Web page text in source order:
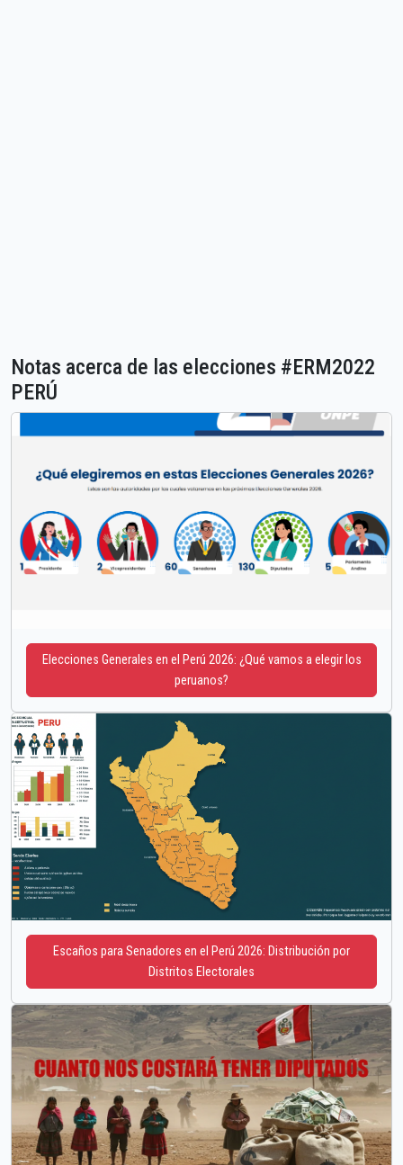
Notas acerca de las elecciones #ERM2022
PERÚ
Elecciones Generales en el Perú 2026: ¿Qué vamos a elegir los
peruanos?
Escaños para Senadores en el Perú 2026: Distribución por
Distritos Electorales